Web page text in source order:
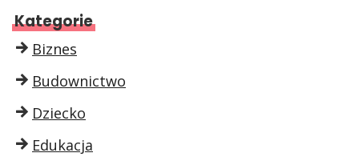
Kategorie
Biznes
Budownictwo
Dziecko
Edukacja